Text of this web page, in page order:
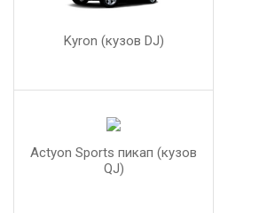
Kyron (кузов DJ)
Actyon Sports пикап (кузов
QJ)